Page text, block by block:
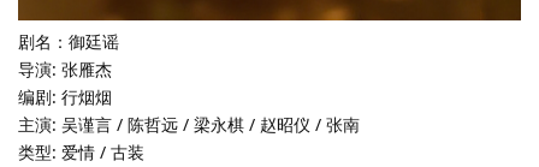
剧名：御廷谣
导演: 张雁杰
编剧: 行烟烟
主演: 吴谨言 / 陈哲远 / 梁永棋 / 赵昭仪 / 张南
类型: 爱情 / 古装